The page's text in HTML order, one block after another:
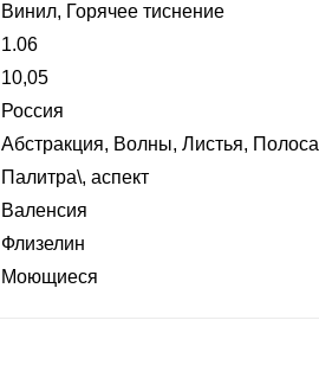
Винил, Горячее тиснение
1.06
10,05
Россия
Абстракция, Волны, Листья, Полоса
Палитра\, аспект
Валенсия
Флизелин
Моющиеся